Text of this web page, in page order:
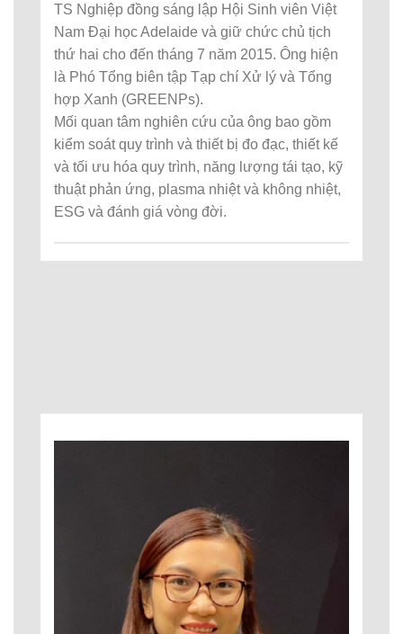
TS Nghiệp đồng sáng lập Hội Sinh viên Việt
Nam Đại học Adelaide và giữ chức chủ tịch
thứ hai cho đến tháng 7 năm 2015. Ông hiện
là Phó Tổng biên tập Tạp chí Xử lý và Tổng
hợp Xanh (GREENPs).
Mối quan tâm nghiên cứu của ông bao gồm
kiểm soát quy trình và thiết bị đo đạc, thiết kế
và tối ưu hóa quy trình, năng lượng tái tạo, kỹ
thuật phản ứng, plasma nhiệt và không nhiệt,
ESG và đánh giá vòng đời.